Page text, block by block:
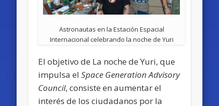
Astronautas en la Estación Espacial
Internacional celebrando la noche de Yuri
El objetivo de La noche de Yuri, que
impulsa elSpace Generation Advisory
Council, consiste en aumentar el
interés de los ciudadanos por la